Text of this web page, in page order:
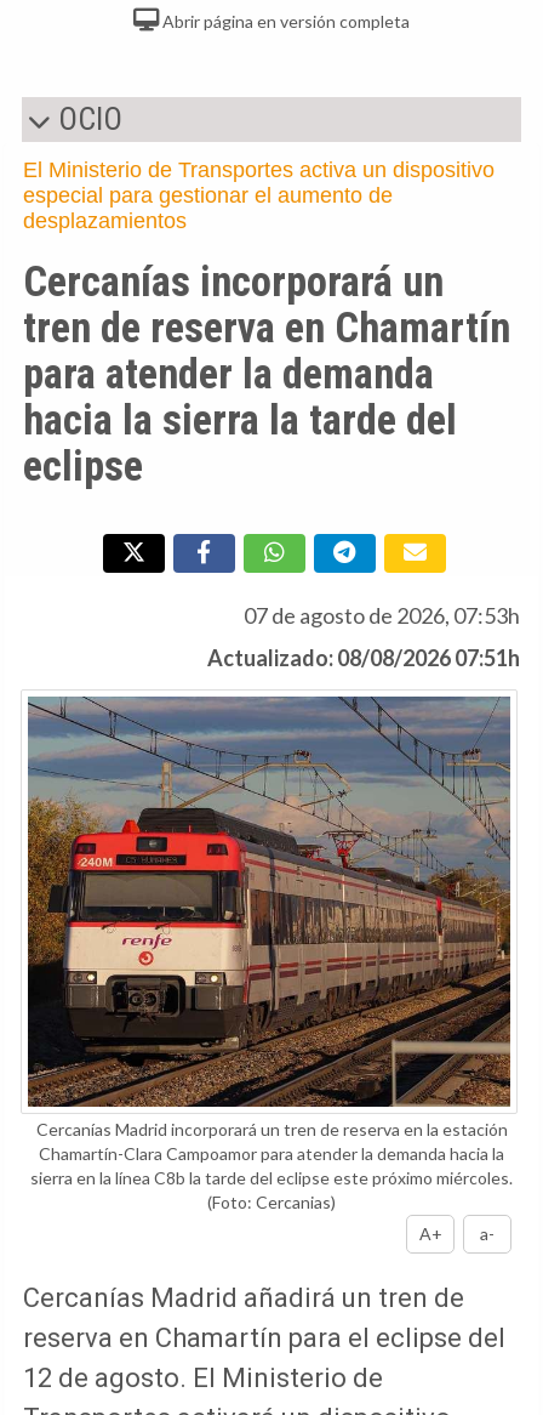
Abrir página en versión completa
OCIO
El Ministerio de Transportes activa un dispositivo
especial para gestionar el aumento de
desplazamientos
Cercanías incorporará un
tren de reserva en Chamartín
para atender la demanda
hacia la sierra la tarde del
eclipse
07 de agosto de 2026, 07:53h
Actualizado: 08/08/2026 07:51h
Cercanías Madrid incorporará un tren de reserva en la estación
Chamartín-Clara Campoamor para atender la demanda hacia la
sierra en la línea C8b la tarde del eclipse este próximo miércoles.
(Foto: Cercanias)
A+
a-
Cercanías Madrid añadirá un tren de
reserva en Chamartín para el eclipse del
12 de agosto. El Ministerio de